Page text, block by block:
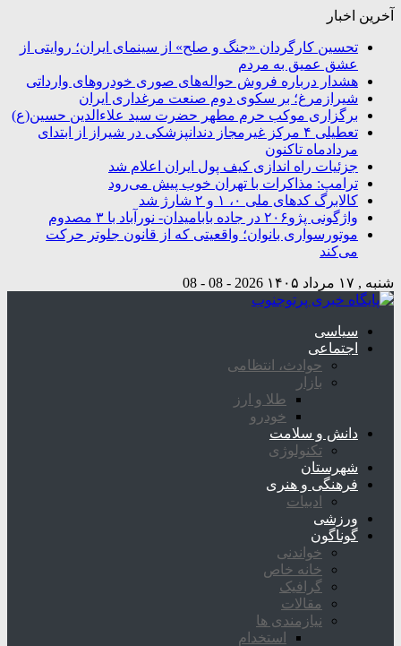
آخرین اخبار
تحسین کارگردان «جنگ و صلح» از سینمای ایران؛ روایتی از
عشق عمیق به مردم
هشدار درباره فروش حواله‌های صوری خودروهای وارداتی
شیرازمرغ؛ بر سکوی دوم صنعت مرغداری ایران
برگزاری موکب حرم مطهر حضرت سید علاءالدین حسین(ع)
تعطیلی ۴ مرکز غیرمجاز دندانپزشکی در شیراز از ابتدای
مردادماه تاکنون
جزئیات راه اندازی کیف پول ایران اعلام شد
ترامپ: مذاکرات با تهران خوب پیش می‌رود
کالابرگ کدهای ملی ۰، ۱ و ۲ شارژ شد
واژگونی پژو۲۰۶ در جاده بابامیدان- نورآباد با ۳ مصدوم
موتورسواری بانوان؛ واقعیتی که از قانون جلوتر حرکت
می‌کند
شنبه , ۱۷ مرداد ۱۴۰۵ 2026 - 08 - 08
سیاسی
اجتماعی
حوادث، انتظامی
بازار
طلا و ارز
خودرو
دانش و سلامت
تکنولوژی
شهرستان
فرهنگی و هنری
ادبیات
ورزشی
گوناگون
خواندنی
خانه خاص
گرافیک
مقالات
نیازمندی ها
استخدام